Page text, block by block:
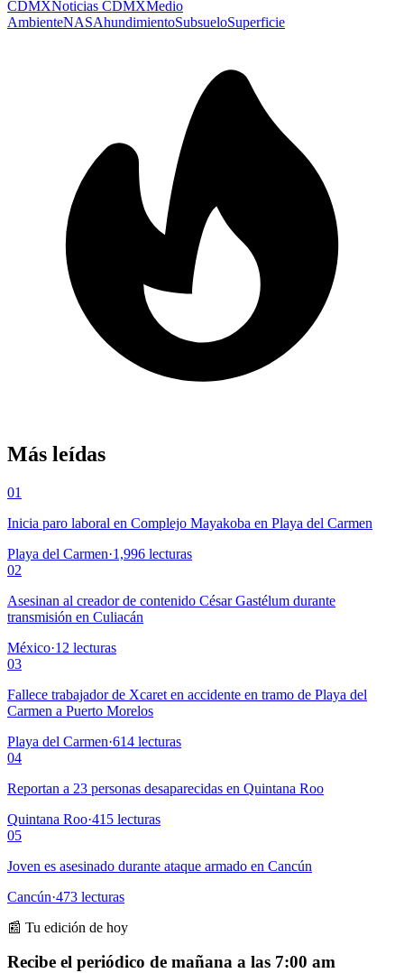
CDMXNoticias CDMXMedio
AmbienteNASAhundimientoSubsueloSuperficie
Más leídas
01
Inicia paro laboral en Complejo Mayakoba en Playa del Carmen
Playa del Carmen·1,996 lecturas
02
Asesinan al creador de contenido César Gastélum durante
transmisión en Culiacán
México·12 lecturas
03
Fallece trabajador de Xcaret en accidente en tramo de Playa del
Carmen a Puerto Morelos
Playa del Carmen·614 lecturas
04
Reportan a 23 personas desaparecidas en Quintana Roo
Quintana Roo·415 lecturas
05
Joven es asesinado durante ataque armado en Cancún
Cancún·473 lecturas
📰 Tu edición de hoy
Recibe el periódico de mañana a las 7:00 am